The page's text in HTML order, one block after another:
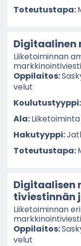
To­teu­tus­ta­pa:
Di­gi­taa­li­nen
Lii­ke­toi­min­nan
Op­pi­lai­tos:
ve­lut
Kou­lu­tus­tyyp­pi:
Ala:
Ha­ku­tyyp­pi:
To­teu­tus­ta­pa:
Di­gi­taa­li­sen
ti­vies­tin­nän
Lii­ke­toi­min­nan
Op­pi­lai­tos:
ve­lut